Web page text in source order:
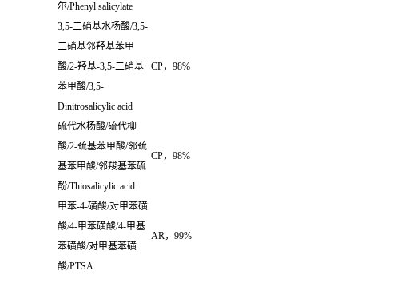
尔/Phenyl salicylate
3,5-二硝基水杨酸/3,5-
二硝基邻羟基苯甲
酸/2-羟基-3,5-二硝基
苯甲酸/3,5-
Dinitrosalicylic acid
CP， 98%
硫代水杨酸/硫代柳
酸/2-巯基苯甲酸/邻巯
基苯甲酸/邻羧基苯硫
酚/Thiosalicylic acid
CP， 98%
甲苯-4-磺酸/对甲苯磺
酸/4-甲苯磺酸/4-甲基
苯磺酸/对甲基苯磺
酸/PTSA
AR， 99%